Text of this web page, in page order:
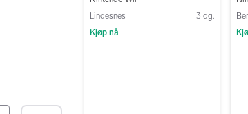
Lindesnes
3 dg.
Kjøp nå